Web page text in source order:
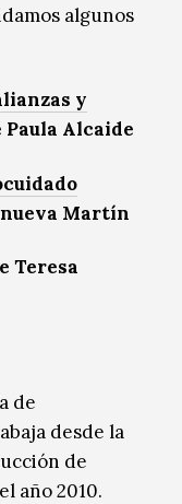
algunos
y
Paula Alcaide
Martín
Teresa
de
desde la
de
año 2010.